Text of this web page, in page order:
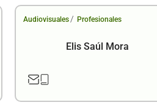
Audiovisuales / Profesionales
Elis Saúl Mora